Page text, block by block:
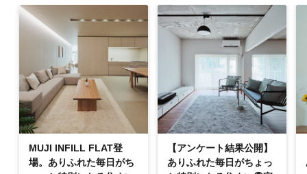
MUJI INFILL FLAT登
場。ありふれた毎日がち
【アンケート結果公開】
ありふれた毎日がちょっ